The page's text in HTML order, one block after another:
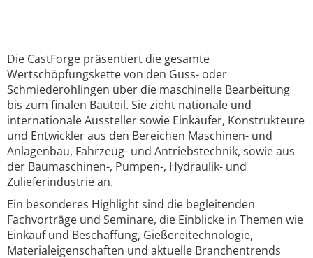
Die CastForge präsentiert die gesamte
Wertschöpfungskette von den Guss- oder
Schmiederohlingen über die maschinelle Bearbeitung
bis zum finalen Bauteil. Sie zieht nationale und
internationale Aussteller sowie Einkäufer, Konstrukteure
und Entwickler aus den Bereichen Maschinen- und
Anlagenbau, Fahrzeug- und Antriebstechnik, sowie aus
der Baumaschinen-, Pumpen-, Hydraulik- und
Zulieferindustrie an.
Ein besonderes Highlight sind die begleitenden
Fachvorträge und Seminare, die Einblicke in Themen wie
Einkauf und Beschaffung, Gießereitechnologie,
Materialeigenschaften und aktuelle Branchentrends